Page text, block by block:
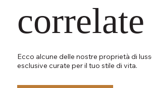
correlate
Ecco alcune delle nostre proprietà di
esclusive curate per il tuo stile di vita.